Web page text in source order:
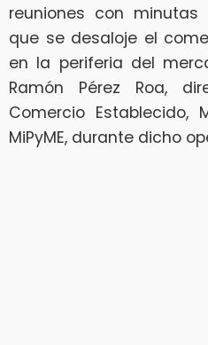
reuniones con
que se desaloje el
en la periferia del
Ramón Pérez Roa,
Comercio Establecido,
MiPyME, durante dicho